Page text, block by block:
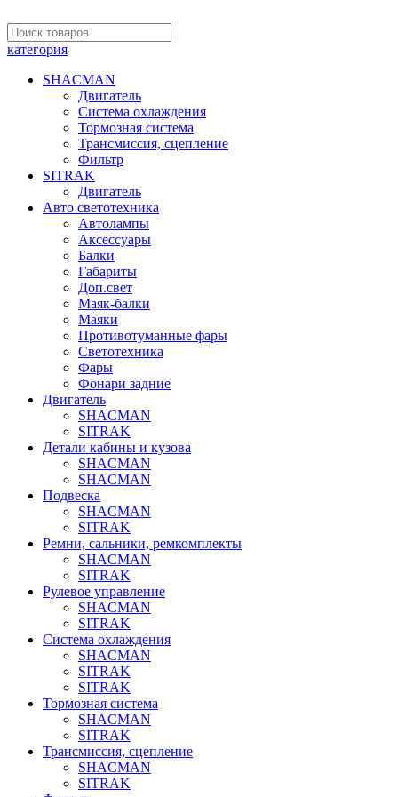
категория
SHACMAN
Двигатель
Система охлаждения
Тормозная система
Трансмиссия, сцепление
Фильтр
SITRAK
Двигатель
Авто светотехника
Автолампы
Аксессуары
Балки
Габариты
Доп.свет
Маяк-балки
Маяки
Противотуманные фары
Светотехника
Фары
Фонари задние
Двигатель
SHACMAN
SITRAK
Детали кабины и кузова
SHACMAN
SHACMAN
Подвеска
SHACMAN
SITRAK
Ремни, сальники, ремкомплекты
SHACMAN
SITRAK
Рулевое управление
SHACMAN
SITRAK
Система охлаждения
SHACMAN
SITRAK
SITRAK
Тормозная система
SHACMAN
SITRAK
Трансмиссия, сцепление
SHACMAN
SITRAK